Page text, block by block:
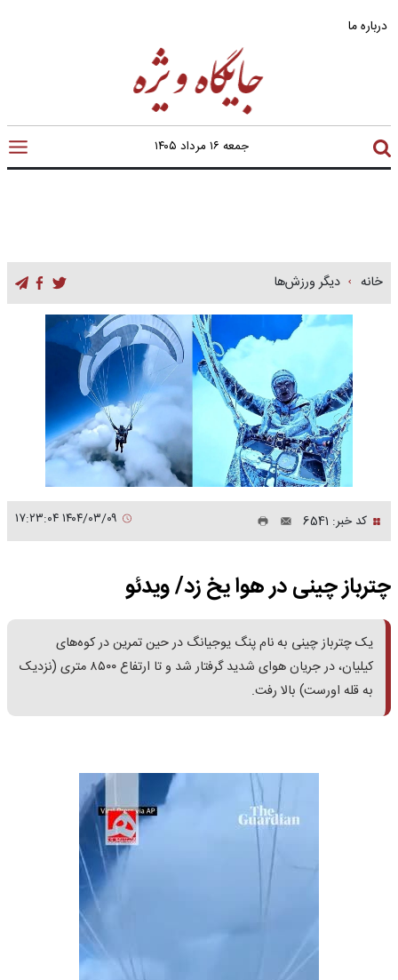
درباره ما
جمعه ۱۶ مرداد ۱۴۰۵
خانه دیگر ورزش‌ها
کد خبر: 6541
چترباز چینی در هوا یخ زد/ ویدئو
یک چترباز چینی به نام پنگ یوجیانگ در حین تمرین در کوه‌های
کیلیان، در جریان هوای شدید گرفتار شد و تا ارتفاع ۸۵۰۰ متری (نزدیک
به قله اورست) بالا رفت.